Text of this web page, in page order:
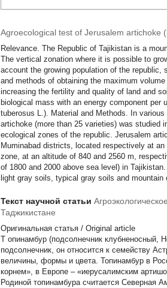
Agroecological test of Jerusalem artichoke
Relevance. The Republic of Tajikistan is a
The vertical zonation where it is possible to
account the growing population of the
and methods of obtaining the maximum
increasing the fertility and quality of land and
biological mass with an energy component per
tuberosus L.). Material and Methods. In
artichoke (more than 25 varieties) was studied
ecological zones of the republic. Jerusalem
Muminabad districts, located respectively at
zone, at an altitude of 840 and 2560 m,
of 1800 and 2000 above sea level) in
light gray soils, typical gray soils and mountain
Текст научной статьи
Таджикистане
Оригинальная статья / Original article
Т опинамбур (подсолнечник клубненосный,
подсолнечник, он относится к семейству
величины, формы и цвета. Топинамбур в
корнем», в Европе – «иерусалимским
Родиной топинамбура считается Северная